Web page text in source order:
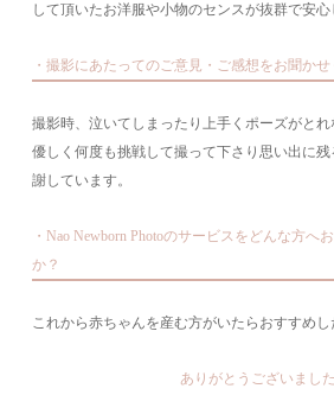
して頂いたお洋服や小物のセンスが抜群で安心
・撮影にあたってのご意見・ご感想をお聞かせ
撮影時、泣いてしまったり上手くポーズがと
優しく何度も挑戦して撮って下さり思い出に
謝しています。
・Nao Newborn Photoのサービスをどんな方へ
か？
これから赤ちゃんを産む方がいたらおすすめし
ありがとうございました